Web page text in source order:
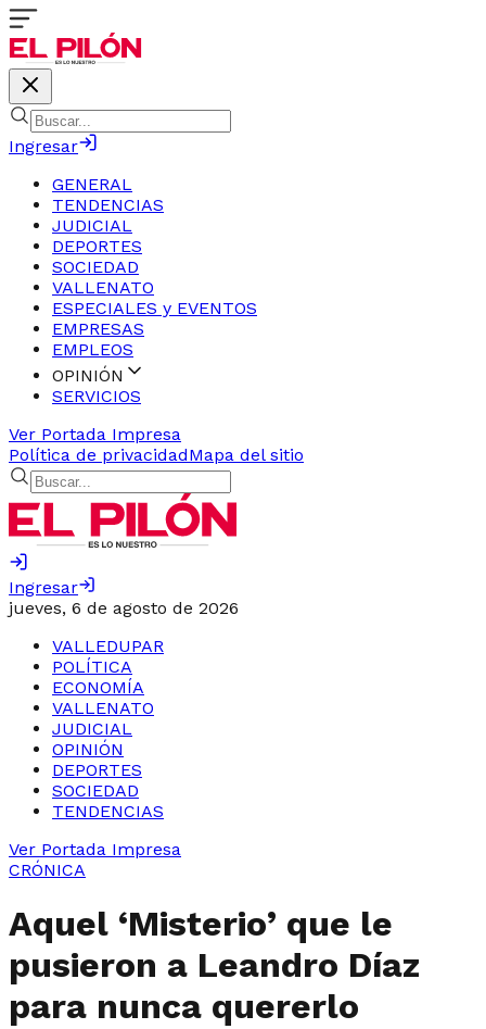
Ingresar
GENERAL
TENDENCIAS
JUDICIAL
DEPORTES
SOCIEDAD
VALLENATO
ESPECIALES y EVENTOS
EMPRESAS
EMPLEOS
OPINIÓN
SERVICIOS
Ver Portada Impresa
Política de privacidadMapa del sitio
Ingresar
jueves, 6 de agosto de 2026
VALLEDUPAR
POLÍTICA
ECONOMÍA
VALLENATO
JUDICIAL
OPINIÓN
DEPORTES
SOCIEDAD
TENDENCIAS
Ver Portada Impresa
CRÓNICA
Aquel ‘Misterio’ que le
pusieron a Leandro Díaz
para nunca quererlo